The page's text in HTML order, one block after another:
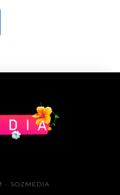
SOZMEDIA